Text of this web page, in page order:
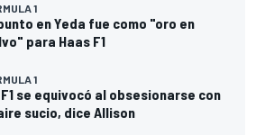
1
en Yeda fue como "oro en
para Haas F1
1
se equivocó al obsesionarse con
sucio, dice Allison